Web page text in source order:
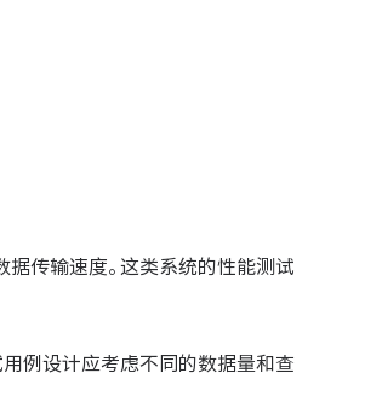
传输速度。这类系统的性能测试
例设计应考虑不同的数据量和查